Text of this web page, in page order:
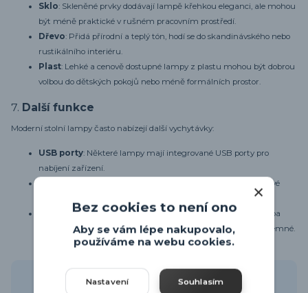
Sklo: Skleněné prvky dodávají lampě křehkou eleganci, ale mohou
být méně praktické v rušném pracovním prostředí.
Dřevo: Přidá přírodní a teplý tón, hodí se do skandinávského nebo
rustikálního interiéru.
Plast: Lehké a cenově dostupné lampy z plastu mohou být dobrou
volbou do dětských pokojů nebo méně formálních prostor.
7. Další funkce
Moderní stolní lampy často nabízejí další vychytávky:
USB porty: Některé lampy mají integrované USB porty pro
nabíjení zařízení.
: Některé modely umožňují bezdrátové
Dotykové ovládání: Místo tradičních vypínačů může lampa
mít dotykové ovládání, které je elegantnější a uživatelsky příjemné.
Líbil se článek? Sdílejte ho s přáteli
Bez cookies to není ono
Aby se vám lépe nakupovalo,
používáme na webu cookies.
Nastavení Souhlasím